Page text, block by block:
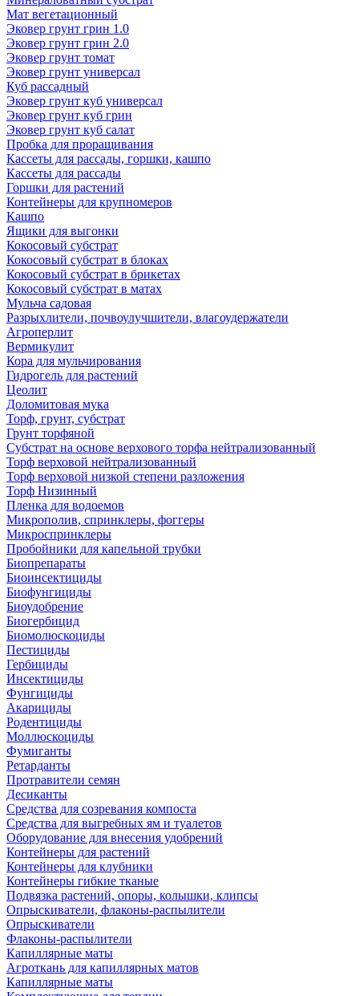
Мат вегетационный
Эковер грунт грин 1.0
Эковер грунт грин 2.0
Эковер грунт томат
Эковер грунт универсал
Куб рассадный
Эковер грунт куб универсал
Эковер грунт куб грин
Эковер грунт куб салат
Пробка для проращивания
Кассеты для рассады, горшки, кашпо
Кассеты для рассады
Горшки для растений
Контейнеры для крупномеров
Кашпо
Ящики для выгонки
Кокосовый субстрат
Кокосовый субстрат в блоках
Кокосовый субстрат в брикетах
Кокосовый субстрат в матах
Мульча садовая
Разрыхлители, почвоулучшители, влагоудержатели
Агроперлит
Вермикулит
Кора для мульчирования
Гидрогель для растений
Цеолит
Доломитовая мука
Торф, грунт, субстрат
Грунт торфяной
Субстрат на основе верхового торфа нейтрализованный
Торф верховой нейтрализованный
Торф верховой низкой степени разложения
Торф Низинный
Пленка для водоемов
Микрополив, спринклеры, фоггеры
Микроспринклеры
Пробойники для капельной трубки
Биопрепараты
Биоинсектициды
Биофунгициды
Биоудобрение
Биогербицид
Биомолюскоциды
Пестициды
Гербициды
Инсектициды
Фунгициды
Акарициды
Родентициды
Моллюскоциды
Фумиганты
Ретарданты
Протравители семян
Десиканты
Средства для созревания компоста
Средства для выгребных ям и туалетов
Оборудование для внесения удобрений
Контейнеры для растений
Контейнеры для клубники
Контейнеры гибкие тканые
Подвязка растений, опоры, колышки, клипсы
Опрыскиватели, флаконы-распылители
Опрыскиватели
Флаконы-распылители
Капиллярные маты
Агроткань для капиллярных матов
Капиллярные маты